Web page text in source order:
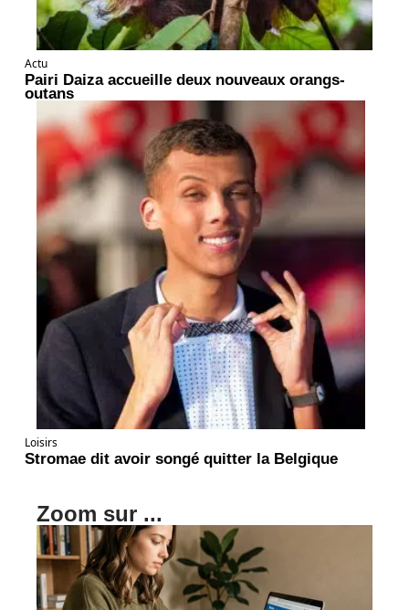
Actu
Pairi Daiza accueille deux nouveaux orangs-
outans
Loisirs
Stromae dit avoir songé quitter la Belgique
Zoom sur ...